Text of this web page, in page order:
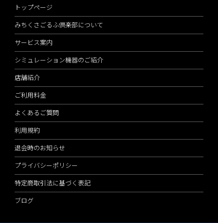
トップページ
みちくさごるふ倶楽部について
サービス案内
シミュレーション機器のご紹介
店舗紹介
ご利用料金
よくあるご質問
利用規約
退会時のお知らせ
プライバシーポリシー
特定商取引法に基づく表記
ブログ